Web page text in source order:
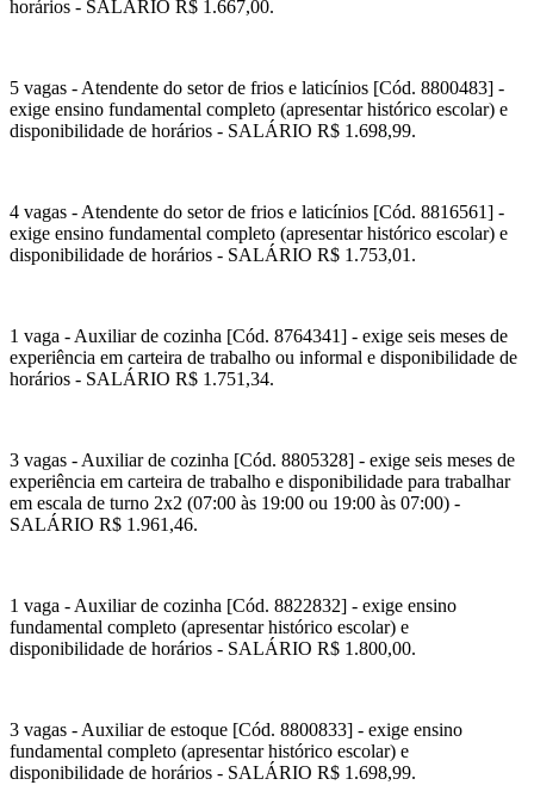
horários - SALÁRIO R$ 1.667,00.
5 vagas - Atendente do setor de frios e laticínios [Cód. 8800483] -
exige ensino fundamental completo (apresentar histórico escolar) e
disponibilidade de horários - SALÁRIO R$ 1.698,99.
4 vagas - Atendente do setor de frios e laticínios [Cód. 8816561] -
exige ensino fundamental completo (apresentar histórico escolar) e
disponibilidade de horários - SALÁRIO R$ 1.753,01.
1 vaga - Auxiliar de cozinha [Cód. 8764341] - exige seis meses de
experiência em carteira de trabalho ou informal e disponibilidade de
horários - SALÁRIO R$ 1.751,34.
3 vagas - Auxiliar de cozinha [Cód. 8805328] - exige seis meses de
experiência em carteira de trabalho e disponibilidade para trabalhar
em escala de turno 2x2 (07:00 às 19:00 ou 19:00 às 07:00) -
SALÁRIO R$ 1.961,46.
1 vaga - Auxiliar de cozinha [Cód. 8822832] - exige ensino
fundamental completo (apresentar histórico escolar) e
disponibilidade de horários - SALÁRIO R$ 1.800,00.
3 vagas - Auxiliar de estoque [Cód. 8800833] - exige ensino
fundamental completo (apresentar histórico escolar) e
disponibilidade de horários - SALÁRIO R$ 1.698,99.